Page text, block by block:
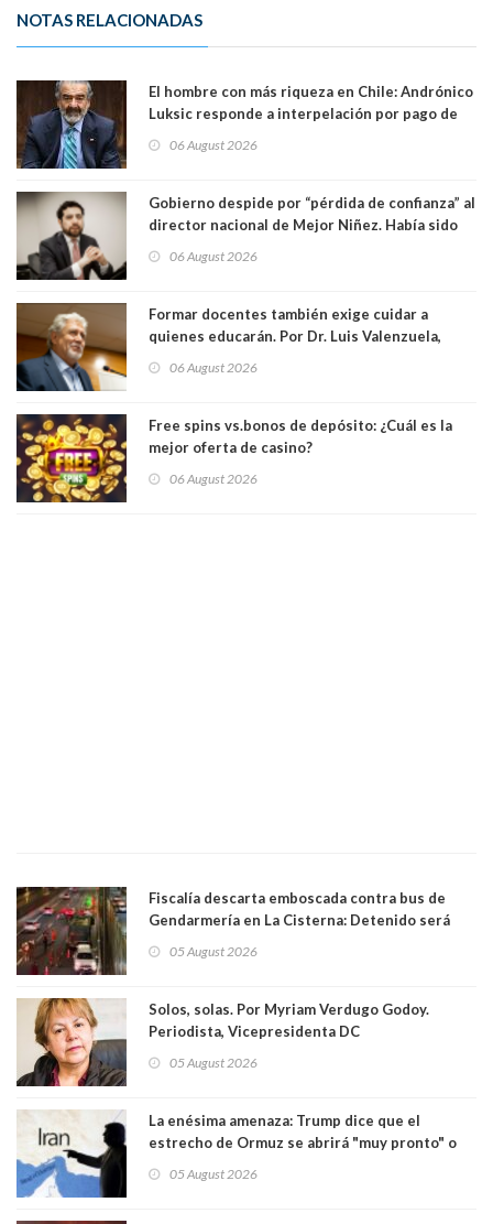
NOTAS RELACIONADAS
El hombre con más riqueza en Chile: Andrónico
Luksic responde a interpelación por pago de
día que me muera”
06 August 2026
Gobierno despide por “pérdida de confianza” al
director nacional de Mejor Niñez. Había sido
06 August 2026
Formar docentes también exige cuidar a
quienes educarán. Por Dr. Luis Valenzuela,
Académicos U. Católica Silva Henríquez
06 August 2026
Free spins vs.bonos de depósito: ¿Cuál es la
mejor oferta de casino?
06 August 2026
Fiscalía descarta emboscada contra bus de
Gendarmería en La Cisterna: Detenido será
05 August 2026
Solos, solas. Por Myriam Verdugo Godoy.
Periodista, Vicepresidenta DC
05 August 2026
La enésima amenaza: Trump dice que el
estrecho de Ormuz se abrirá "muy pronto" o
05 August 2026